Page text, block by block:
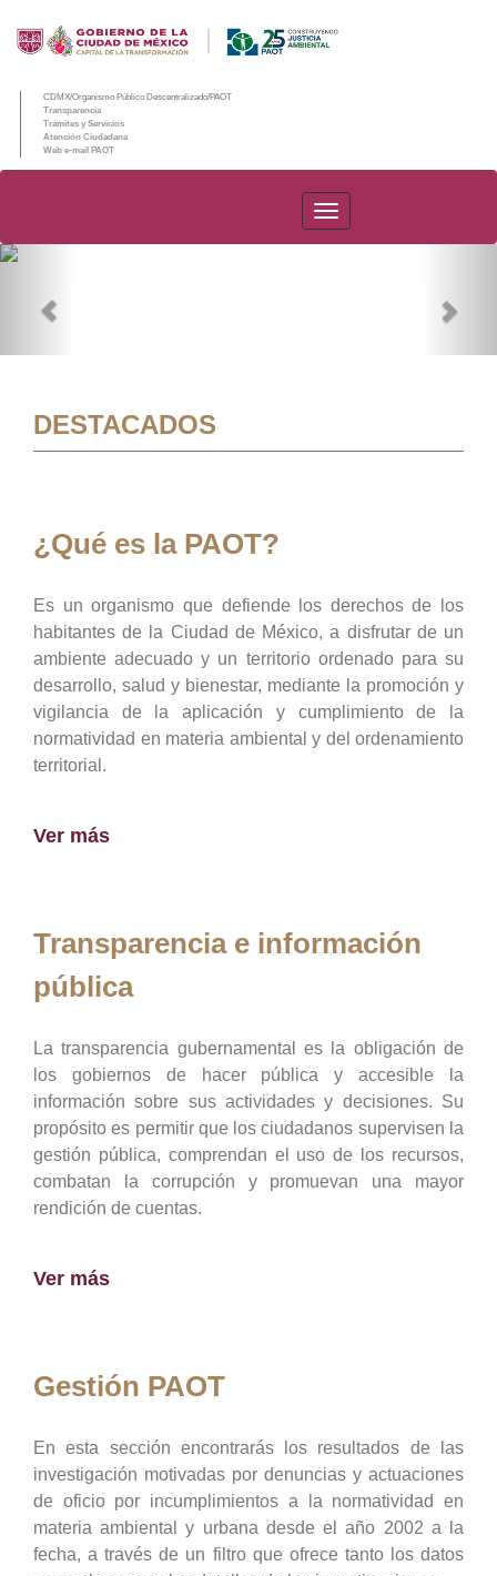
CDMX/Organismo Público Descentralizado/PAOT
Transparencia
Trámites y Servicios
Atención Ciudadana
Web e-mail PAOT
PAOT
DESTACADOS
¿Qué es la PAOT?
Es un organismo que defiende los derechos de los
habitantes de la Ciudad de México, a disfrutar de un
ambiente adecuado y un territorio ordenado para su
desarrollo, salud y bienestar, mediante la promoción y
vigilancia de la aplicación y cumplimiento de la
normatividad en materia ambiental y del ordenamiento
territorial.
Ver más
Transparencia e información
pública
La transparencia gubernamental es la obligación de
los gobiernos de hacer pública y accesible la
información sobre sus actividades y decisiones. Su
propósito es permitir que los ciudadanos supervisen la
gestión pública, comprendan el uso de los recursos,
combatan la corrupción y promuevan una mayor
rendición de cuentas.
Ver más
Gestión PAOT
En esta sección encontrarás los resultados de las
investigación motivadas por denuncias y actuaciones
de oficio por incumplimientos a la normatividad en
materia ambiental y urbana desde el año 2002 a la
fecha, a través de un filtro que ofrece tanto los datos